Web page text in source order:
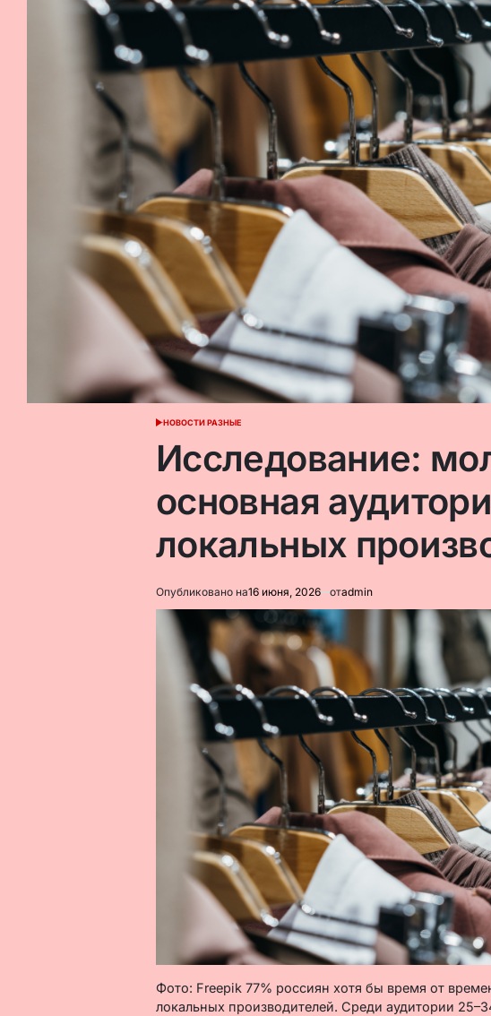
ОПУБЛИКОВАНО
НОВОСТИ РАЗНЫЕ
Исследование:
основная
локальных
Опубликовано на16 июня, 2026 отadmin
Фото: Freepik 77% россиян хотя бы время от
локальных производителей. Среди аудитории